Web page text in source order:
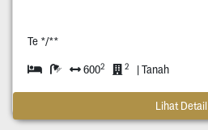
Te */**
6002 2 | Tanah
Lihat Detail